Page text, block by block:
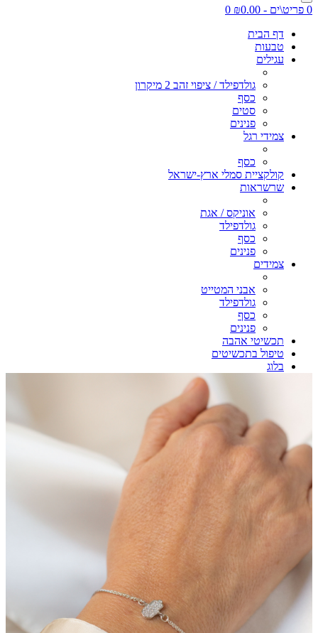
0 פריט\ים - ₪0.00
0
דף הבית
טבעות
עגילים
גולדפילד / ציפוי זהב 2 מיקרון
כסף
סטים
פנינים
צמידי רגל
כסף
קולקציית סמלי ארץ-ישראל
שרשראות
אוניקס / אגת
גולדפילד
כסף
פנינים
צמידים
אבני המטייט
גולדפילד
כסף
פנינים
תכשיטי אהבה
טיפול בתכשיטים
בלוג